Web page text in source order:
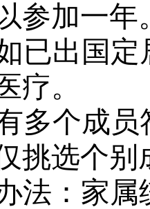
参加一年
已出国
疗。
多个成
挑选个别
法：家